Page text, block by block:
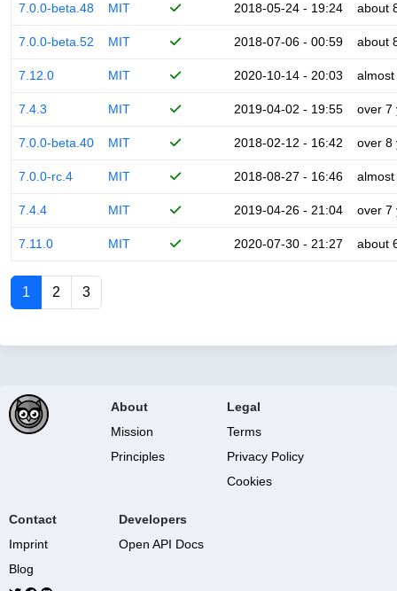
7.0.0-beta.48 MIT 2018-05-24 - 19:24 about
7.0.0-beta.52 MIT 2018-07-06 - 00:59 about
7.12.0 MIT 2020-10-14 - 20:03
7.4.3 MIT 2019-04-02 - 19:55 over 7
7.0.0-beta.40 MIT 2018-02-12 - 16:42 over 8
7.0.0-rc.4 MIT 2018-08-27 - 16:46
7.4.4 MIT 2019-04-26 - 21:04 over 7
7.11.0 MIT 2020-07-30 - 21:27 about
1 2 3
About
Mission
Principles
Legal
Terms
Privacy Policy
Cookies
Contact
Imprint
Blog
Developers
Open API Docs